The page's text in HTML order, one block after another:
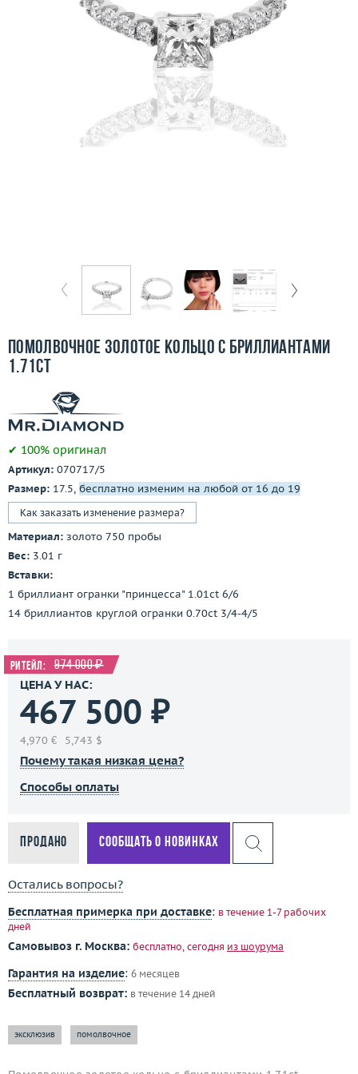
Бесплатная доставка
Помолвочное золотое кольцо с бриллиантами
1.71ct
✔ 100% оригинал
Артикул: 070717/5
Размер: 17.5, бесплатно изменим на любой от 16 до 19
Как заказать изменение размера?
Материал: золото 750 пробы
Вес: 3.01 г
Вставки:
1 бриллиант огранки "принцесса" 1.01ct 6/6
14 бриллиантов круглой огранки 0.70ct 3/4-4/5
Ритейл: 974 000 ₽
ЦЕНА У НАС:
467 500 ₽
4,970 € 5,743 $
Почему такая низкая цена?
Способы оплаты
Продано Сообщать о новинках
Остались вопросы?
Бесплатная примерка при доставке: в течение 1-7 рабочих
дней
Самовывоз г. Москва: бесплатно, сегодня из шоурума
Гарантия на изделие: 6 месяцев
Бесплатный возврат: в течение 14 дней
эксклюзив помолвочное